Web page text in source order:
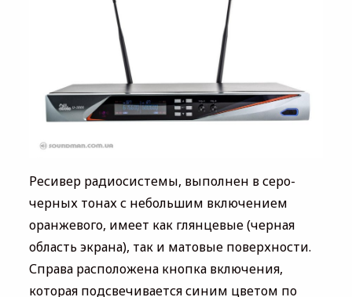
Ресивер радиосистемы, выполнен в серо-
черных тонах с небольшим включением
оранжевого, имеет как глянцевые (черная
область экрана), так и матовые поверхности.
Справа расположена кнопка включения,
которая подсвечивается синим цветом по